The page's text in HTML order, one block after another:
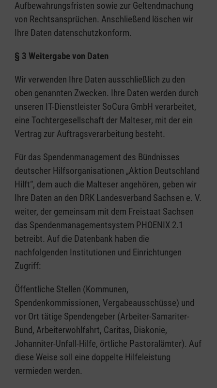
Aufbewahrungsfristen sowie zur Geltendmachung
von Rechtsansprüchen. Anschließend löschen wir
Ihre Daten datenschutzkonform.
§ 3 Weitergabe von Daten
Wir verwenden Ihre Daten ausschließlich zu den
oben genannten Zwecken. Ihre Daten werden durch
unseren IT-Dienstleister SoCura GmbH verarbeitet,
eine Tochtergesellschaft der Malteser, mit der ein
Vertrag zur Auftragsverarbeitung besteht.
Für das Spendenmanagement des Bündnisses
deutscher Hilfsorganisationen „Aktion Deutschland
Hilft“, dem auch die Malteser angehören, geben wir
Ihre Daten an den DRK Landesverband Sachsen e. V.
weiter, der gemeinsam mit dem Freistaat Sachsen
das Spendenmanagementsystem PHOENIX 2.1
betreibt. Auf die Datenbank haben die
nachfolgenden Institutionen und Einrichtungen
Zugriff:
Öffentliche Stellen (Kommunen,
Spendenkommissionen, Vergabeausschüsse) und
vor Ort tätige Spendengeber (Arbeiter-Samariter-
Bund, Arbeiterwohlfahrt, Caritas, Diakonie,
Johanniter-Unfall-Hilfe, örtliche Pastoralämter). Auf
diese Weise soll eine doppelte Hilfeleistung
vermieden werden.